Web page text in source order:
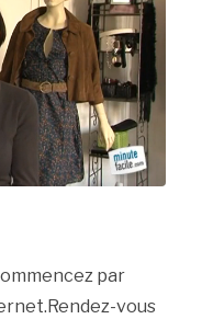
par
vous